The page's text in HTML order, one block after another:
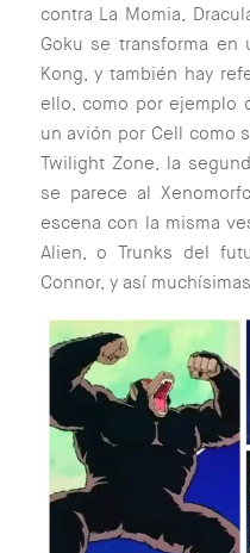
contra La Momia,
Goku se transforma
Kong, y también hay
ello, como por ejemplo
un avión por Cell como
Twilight Zone, la
se parece al
escena con la misma
Alien, o Trunks del
Connor, y así